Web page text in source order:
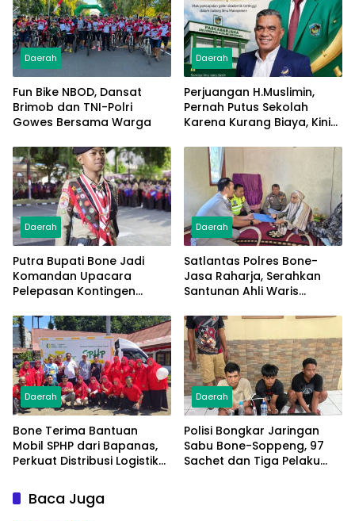
Daerah
Fun Bike NBOD, Dansat
Brimob dan TNI-Polri
Gowes Bersama Warga
Daerah
Perjuangan H.Muslimin,
Pernah Putus Sekolah
Karena Kurang Biaya, Kini
Manajemen
Daerah
Putra Bupati Bone Jadi
Komandan Upacara
Pelepasan Kontingen
Daerah
Satlantas Polres Bone-
Jasa Raharja, Serahkan
Santunan Ahli Waris
Rp50 Juta
Daerah
Bone Terima Bantuan
Mobil SPHP dari Bapanas,
Perkuat Distribusi Logistik
Daerah
Polisi Bongkar Jaringan
Sabu Bone-Soppeng, 97
Sachet dan Tiga Pelaku
Baca Juga